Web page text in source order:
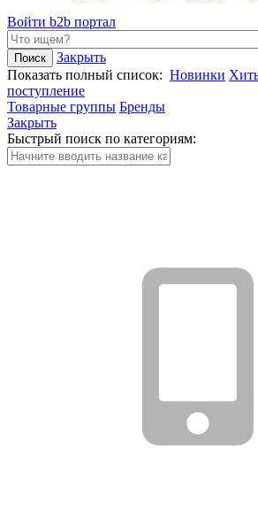
Войти b2b портал
Закрыть
Показать полный список: Новинки
поступление
Товарные группы Бренды
Закрыть
Быстрый поиск по категориям: